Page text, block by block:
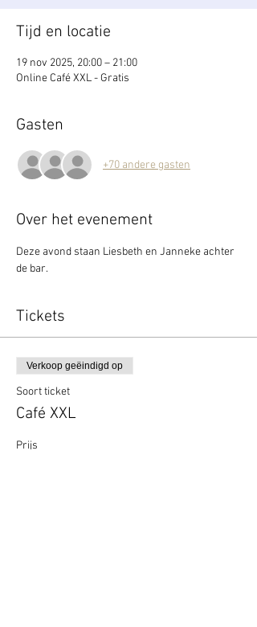
Tijd en locatie
19 nov 2025, 20:00 – 21:00
Online Café XXL - Gratis
Gasten
+70 andere gasten
Over het evenement
Deze avond staan Liesbeth en Janneke achter
de bar.
Tickets
Verkoop geëindigd op
Soort ticket
Café XXL
Prijs